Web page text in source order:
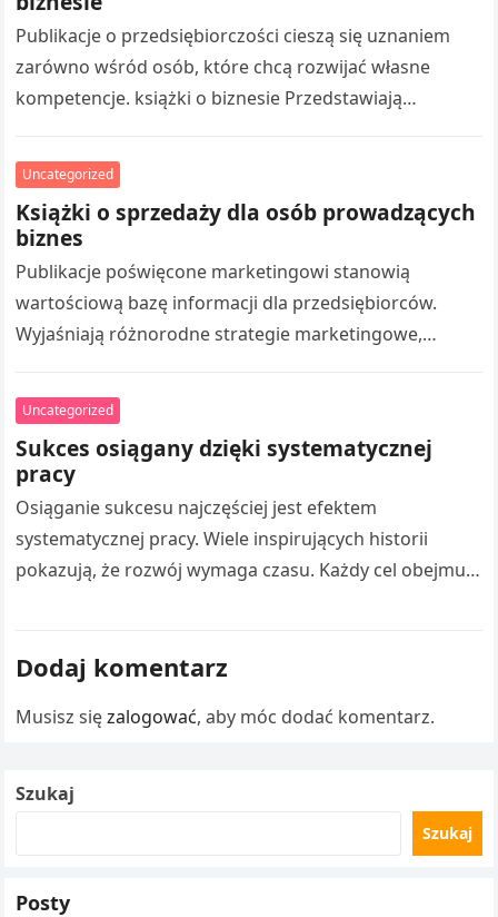
Publikacje o przedsiębiorczości cieszą się uznaniem
zarówno wśród osób, które chcą rozwijać własne
kompetencje. książki o biznesie Przedstawiają
organizacją pracy oraz osiąganiem…
Uncategorized
Książki o sprzedaży dla osób prowadzących
biznes
Publikacje poświęcone marketingowi stanowią
wartościową bazę informacji dla przedsiębiorców.
Wyjaśniają różnorodne strategie marketingowe,
pozyskiwaniem klientów. Czytanie takich publikacji
umożliwia rozszerzaniu wiedzy z…
Uncategorized
Sukces osiągany dzięki systematycznej
pracy
Osiąganie sukcesu najczęściej jest efektem
systematycznej pracy. Wiele inspirujących historii
pokazują, że rozwój wymaga czasu. Każdy cel obejmuje
Dodaj komentarz
Musisz sięzalogować, aby móc dodać komentarz.
Szukaj
Szukaj
Posty